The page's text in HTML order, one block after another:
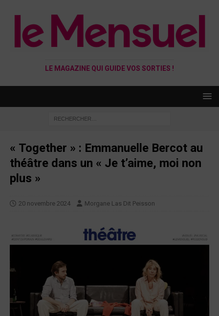
LE MAGAZINE QUI GUIDE VOS SORTIES !
« Together » : Emmanuelle Bercot au
théâtre dans un « Je t’aime, moi non
plus »
20 novembre 2024 Morgane Las Dit Peisson